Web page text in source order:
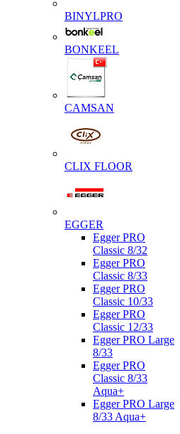
BINYLPRO
BONKEEL
CAMSAN
CLIX FLOOR
EGGER
Egger PRO
Classic 8/32
Egger PRO
Classic 8/33
Egger PRO
Classic 10/33
Egger PRO
Classic 12/33
Egger PRO Large
8/33
Egger PRO
Classic 8/33
Aqua+
Egger PRO Large
8/33 Aqua+